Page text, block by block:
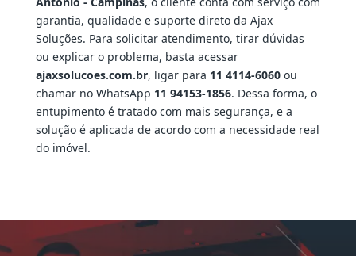
garantia, qualidade e suporte direto da Ajax
Soluções. Para solicitar atendimento, tirar dúvidas
ou explicar o problema, basta acessar
ajaxsolucoes.com.br, ligar para 11 4114-6060ou
chamar no WhatsApp 11 94153-1856. Dessa forma, o
entupimento é tratado com mais segurança, e a
solução é aplicada de acordo com a necessidade real
do imóvel.